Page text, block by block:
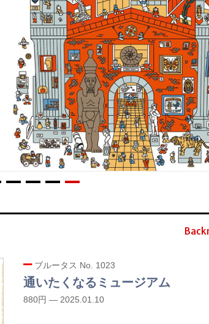
ブルータス No. 1023
通いたくなるミュージアム
880円 — 2025.01.10